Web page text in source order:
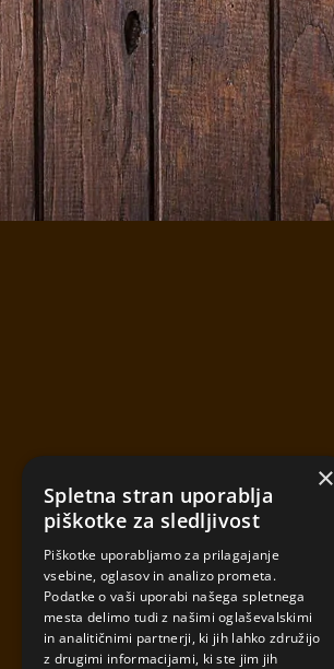
×
Spletna stran uporablja
piškotke za sledljivost
Piškotke uporabljamo za prilagajanje
vsebine, oglasov in analizo prometa.
Podatke o vaši uporabi našega spletnega
mesta delimo tudi z našimi oglaševalskimi
in analitičnimi partnerji, ki jih lahko združijo
z drugimi informacijami, ki ste jim jih